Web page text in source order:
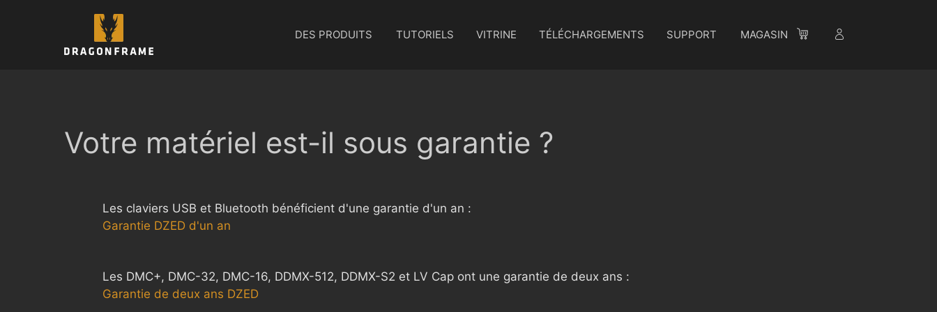
DES PRODUITS TUTORIELS VITRINE TÉLÉCHARGEMENTS SUPPORT MAGASIN
Votre matériel est-il sous garantie ?
Les claviers USB et Bluetooth bénéficient d'une garantie d'un an :
Garantie DZED d'un an
Les DMC+, DMC-32, DMC-16, DDMX-512, DDMX-S2 et LV Cap ont une garantie de deux ans :
Garantie de deux ans DZED